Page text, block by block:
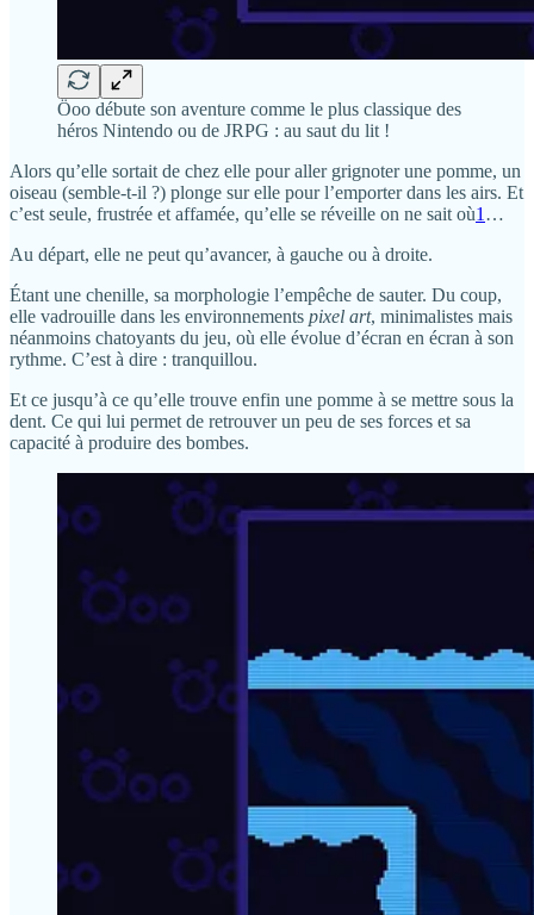
Öoo débute son aventure comme le plus classique des
héros Nintendo ou de JRPG : au saut du lit !
Alors qu’elle sortait de chez elle pour aller grignoter une pomme, un
oiseau (semble-t-il ?) plonge sur elle pour l’emporter dans les airs. Et
c’est seule, frustrée et affamée, qu’elle se réveille on ne sait où1 …
Au départ, elle ne peut qu’avancer, à gauche ou à droite.
Étant une chenille, sa morphologie l’empêche de sauter. Du coup,
elle vadrouille dans les environnements pixel art, minimalistes mais
néanmoins chatoyants du jeu, où elle évolue d’écran en écran à son
rythme. C’est à dire : tranquillou.
Et ce jusqu’à ce qu’elle trouve enfin une pomme à se mettre sous la
dent. Ce qui lui permet de retrouver un peu de ses forces et sa
capacité à produire des bombes.